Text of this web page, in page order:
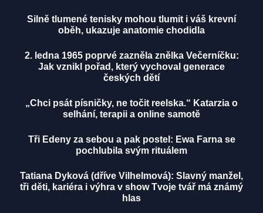
Silně tlumené tenisky mohou tlumit i váš krevní
oběh, ukazuje anatomie chodidla
2. ledna 1965 poprvé zazněla znělka Večerníčku:
Jak vznikl pořad, který vychoval generace
českých dětí
„Chci psát písničky, ne točit reelska.“ Katarzia o
selhání, terapii a online samotě
Tři Edeny za sebou a pak postel: Ewa Farna se
pochlubila svým rituálem
Tatiana Dyková (dříve Vilhelmová): Slavný manžel,
tři děti, kariéra i výhra v show Tvoje tvář má známý
hlas